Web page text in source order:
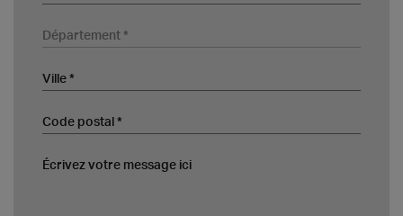
Département
Ville
Code postal
Écrivez votre message ici